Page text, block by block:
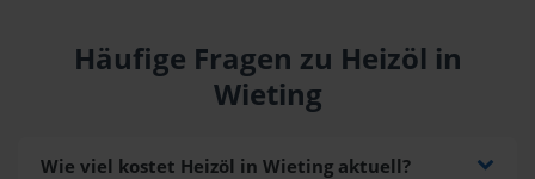
Häufige Fragen zu Heizöl in
Wieting
Wie viel kostet Heizöl in Wieting aktuell?